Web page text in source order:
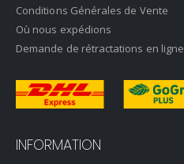
Conditions Générales de Vente
Où nous expédions
Demande de rétractations en ligne
INFORMATION